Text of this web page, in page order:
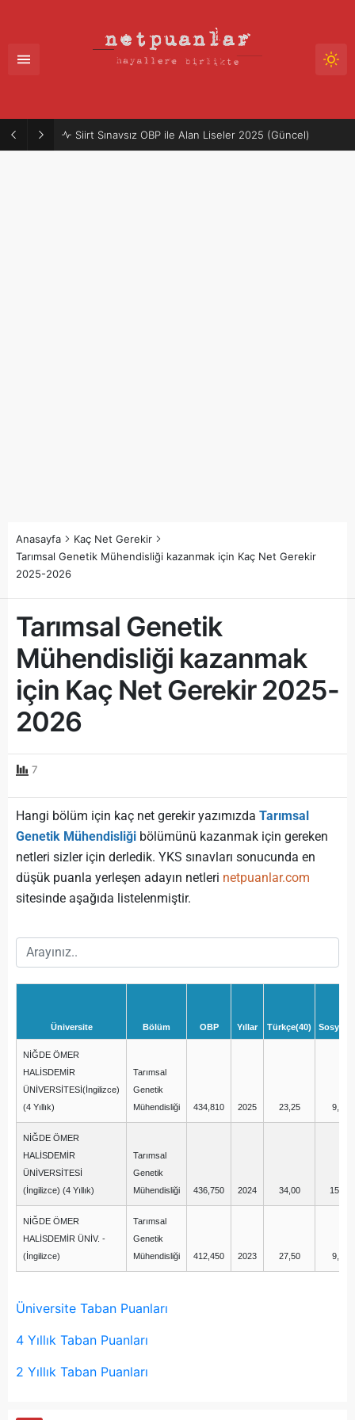
Siirt Sınavsız OBP ile Alan Liseler 2025 (Güncel)
Anasayfa
Kaç Net Gerekir
Tarımsal Genetik Mühendisliği kazanmak için Kaç Net Gerekir
2025-2026
Tarımsal Genetik
Mühendisliği kazanmak
için Kaç Net Gerekir 2025-
2026
7
Hangi bölüm için kaç net gerekir yazımızda Tarımsal
Genetik Mühendisliği bölümünü kazanmak için gereken
netleri sizler için derledik. YKS sınavları sonucunda en
düşük puanla yerleşen adayın netleri netpuanlar.com
sitesinde aşağıda listelenmiştir.
Üniversite Bölüm OBP Yıllar Türkçe(40)
NİĞDE ÖMER
HALİSDEMİR
ÜNİVERSİTESİ(İngilizce)
(4 Yıllık)
Tarımsal
Genetik
Mühendisliği
434,810 2025 23,25 9,00
NİĞDE ÖMER
HALİSDEMİR
ÜNİVERSİTESİ
(İngilizce) (4 Yıllık)
Tarımsal
Genetik
Mühendisliği
436,750 2024 34,00 15,25
NİĞDE ÖMER
HALİSDEMİR ÜNİV. -
(İngilizce)
Tarımsal
Genetik
Mühendisliği
412,450 2023 27,50 9,50
Üniversite Taban Puanları
4 Yıllık Taban Puanları
2 Yıllık Taban Puanları